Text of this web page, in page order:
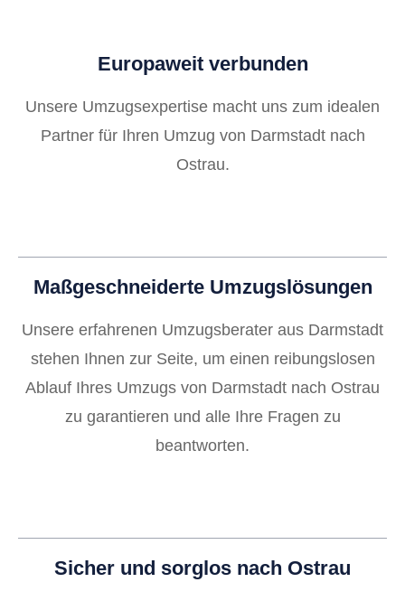
Europaweit verbunden
Unsere Umzugsexpertise macht uns zum idealen
Partner für Ihren Umzug von Darmstadt nach
Ostrau.
Maßgeschneiderte Umzugslösungen
Unsere erfahrenen Umzugsberater aus Darmstadt
stehen Ihnen zur Seite, um einen reibungslosen
Ablauf Ihres Umzugs von Darmstadt nach Ostrau
zu garantieren und alle Ihre Fragen zu
beantworten.
Sicher und sorglos nach Ostrau